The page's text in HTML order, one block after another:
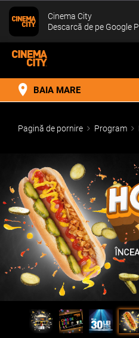
BAIA MARE
Pagină de pornire Program
Cinema City
Descarcă de pe Google